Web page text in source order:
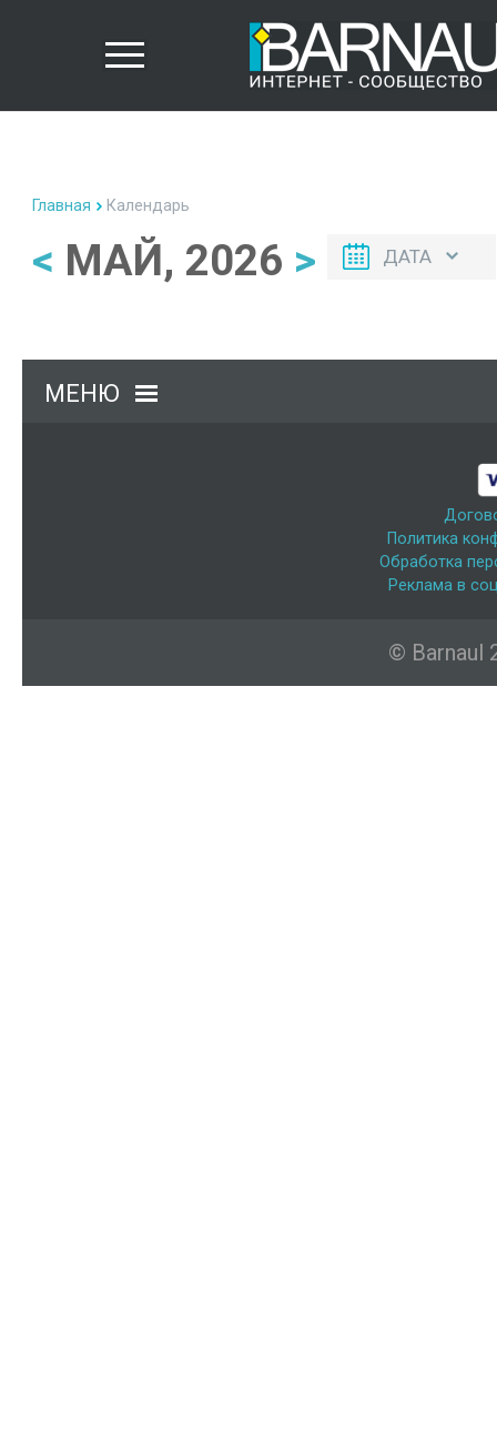
Главная Календарь
< МАЙ, 2026 > ДАТА
МЕНЮ
Политика
Обработка
Реклама в
© Barnaul